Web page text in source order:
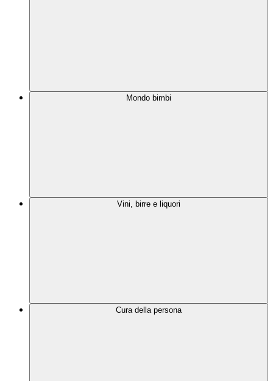
Mondo bimbi
Vini, birre e liquori
Cura della persona